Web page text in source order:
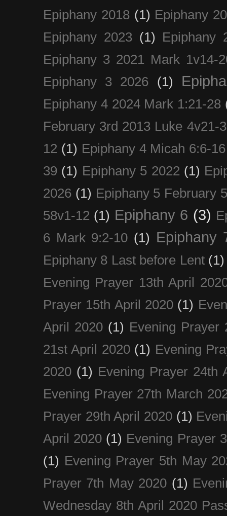
Epiphany 2018 (1) Epiphany
Epiphany 2023 (1)
Epiphany
Epiphany 3 2021 Mark 1v14-
Epiphany 3 2026
(1)
Epiphany 4 2024 Mark 1:21-28
February 3rd 2013 Luke 4v21-
12 (1) Epiphany 4 Micah 6:6-16
39 (1) Epiphany 5 2022 (1)
2026 (1) Epiphany 5 February
58v1-12 (1) Epiphany 6 (3)
6 Mark 9:2-10 (1) Epiphany
Epiphany 8 Last before Lent (1)
Evening Prayer 13th April
Prayer 15th April 2020 (1)
April 2020 (1) Evening Prayer
21st April 2020 (1) Evening
2020 (1) Evening Prayer 24th
Evening Prayer 27th March
Prayer 29th April 2020 (1)
April 2020 (1) Evening Prayer
(1) Evening Prayer 5th May
Prayer 7th May 2020 (1)
Wednesday 8th April 2020